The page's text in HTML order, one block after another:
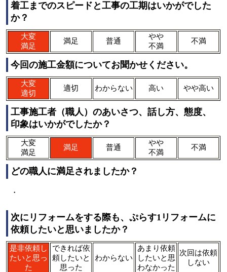
着工までのスピードと工事の工期はいかがでした
か？
大変
満足
満足 普通
やや
不満
不満
今回の施工金額についてお聞かせください。
大変
適切
適切 わからない 高い やや高い
工事施工者（職人）のあいさつ、話し方、態度、
印象はいかがでしたか？
大変
満足
満足 普通
やや
不満
不満
どの職人に満足されましたか？
・
次にリフォームをする際も、ぷらす1リフォームに
依頼したいと思いましたか？
是非依頼し
たいと思っ
た
できれば依
頼したいと
思った
わからない
あまり依頼
したいと思
わなかった
次回は依頼
しない